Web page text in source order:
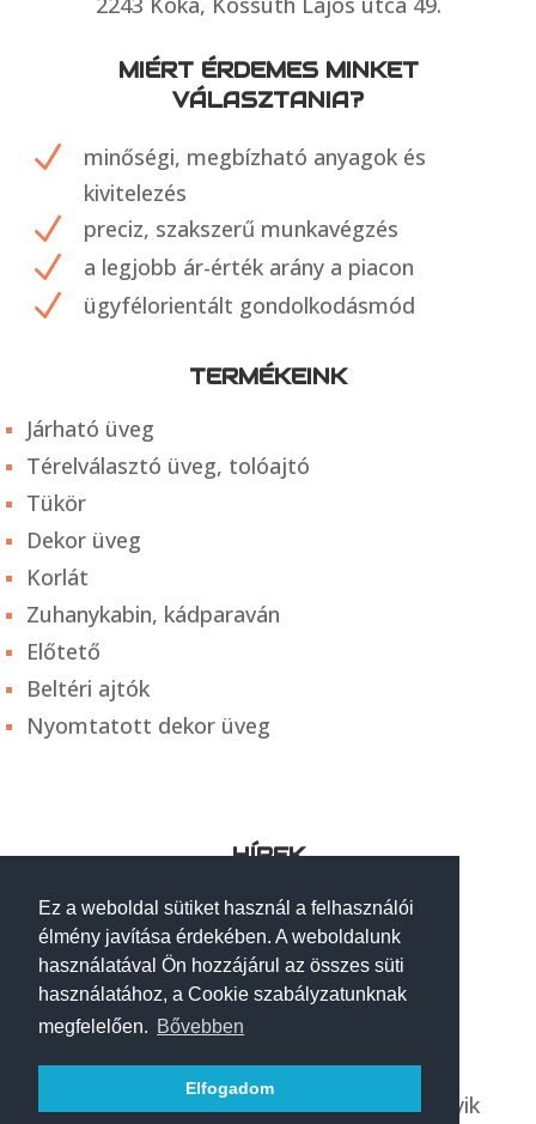
Ez a weboldal sütiket használ a felhasználói
élmény javítása érdekében. A weboldalunk
használatával Ön hozzájárul az összes süti
használatához, a Cookie szabályzatunknak
megfelelően. Bővebben
Elfogadom
MIÉRT ÉRDEMES MINKET
VÁLASZTANIA?
N
minőségi, megbízható anyagok és
kivitelezés
N preciz, szakszerű munkavégzés
N a legjobb ár-érték arány a piacon
N ügyfélorientált gondolkodásmód
TERMÉKEINK
Járható üveg
Térelválasztó üveg, tolóajtó
Tükör
Dekor üveg
Korlát
Zuhanykabin, kádparaván
Előtető
Beltéri ajtók
Nyomtatott dekor üveg
HÍREK
Dekorüveg a konyhában: csempe helyett
modern alternatíva
Hogyan alakítja át az üveg a modern
otthonokat?
Egyedi zuhanykabin készítése: így zajlik a
tervezéstől a kivitelezésig
Egyedi zuhanykabin vagy kész kabin? – Melyik